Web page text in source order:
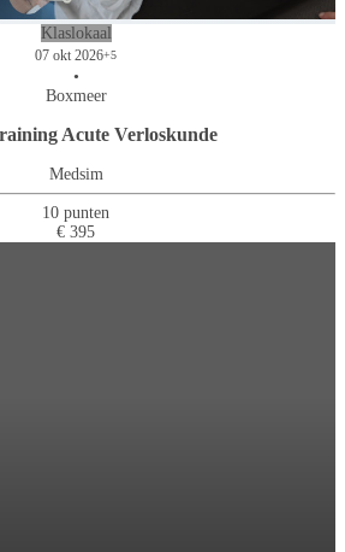
Klaslokaal
07 okt 2026+5
•
Boxmeer
Acute Verloskunde
Medsim
10 punten
€ 395